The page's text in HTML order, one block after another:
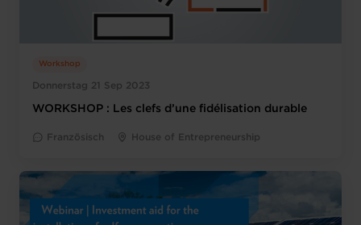
Donnerstag 21 Sep 2023
Workshop
WORKSHOP : Les clefs d’une fidélisation durable
Französisch House of Entrepreneurship